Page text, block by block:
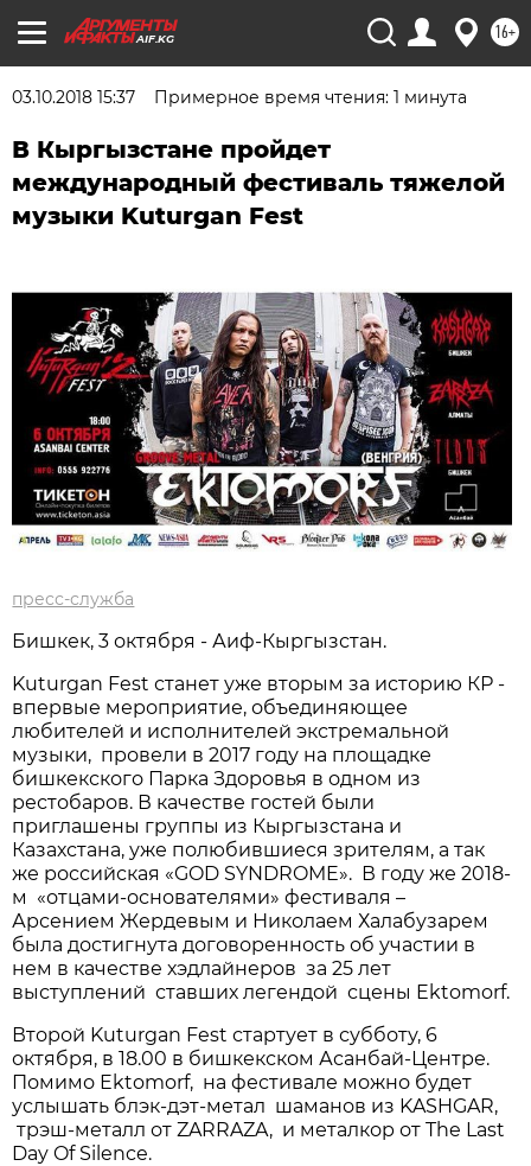
AIF.KG 16+
03.10.2018 15:37 Примерное время чтения: 1 минута
В Кыргызстане пройдет
международный фестиваль тяжелой
музыки Kuturgan Fest
пресс-служба
Бишкек, 3 октября - Аиф-Кыргызстан.
Kuturgan Fest станет уже вторым за историю КР -
впервые мероприятие, объединяющее
любителей и исполнителей экстремальной
музыки, провели в 2017 году на площадке
бишкекского Парка Здоровья в одном из
рестобаров. В качестве гостей были
приглашены группы из Кыргызстана и
Казахстана, уже полюбившиеся зрителям, а так
же российская «GOD SYNDROME». В году же 2018-
м «отцами-основателями» фестиваля –
Арсением Жердевым и Николаем Халабузарем
была достигнута договоренность об участии в
нем в качестве хэдлайнеров за 25 лет
выступлений ставших легендой сцены Ektomorf.
Второй Kuturgan Fest стартует в субботу, 6
октября, в 18.00 в бишкекском Асанбай-Центре.
Помимо Ektomorf, на фестивале можно будет
услышать блэк-дэт-метал шаманов из KASHGAR,
трэш-металл от ZARRAZA, и металкор от The Last
Day Of Silence.